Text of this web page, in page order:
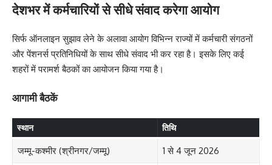
देशभर में कर्मचारियों से सीधे संवाद करेगा आयोग
सिर्फ ऑनलाइन सुझाव लेने के अलावा आयोग विभिन्न राज्यों में कर्मचारी संगठनों
और पेंशनर्स प्रतिनिधियों के साथ सीधे संवाद भी कर रहा है। इसके लिए कई
शहरों में परामर्श बैठकों का आयोजन किया गया है।
आगामी बैठकें
स्थान तिथि
जम्मू-कश्मीर (श्रीनगर/जम्मू) 1 से 4 जून 2026